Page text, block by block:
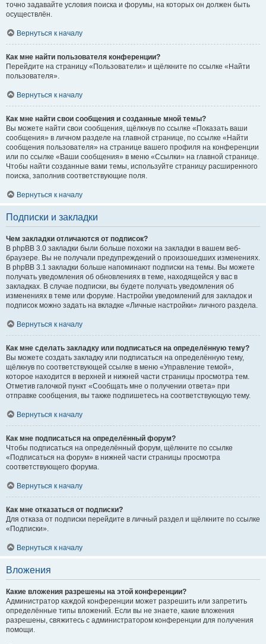
точно задавайте условия поиска и форумы, на которых он должен быть
осуществлён.
Вернуться к началу
Как мне найти пользователя конференции?
Перейдите на страницу «Пользователи» и щёлкните по ссылке «Найти
пользователя».
Вернуться к началу
Как мне найти свои сообщения и созданные мной темы?
Вы можете найти свои сообщения, щёлкнув по ссылке «Показать ваши
сообщения» в личном разделе на главной странице, по ссылке «Найти
сообщения пользователя» на странице вашего профиля на конференции
или по ссылке «Ваши сообщения» в меню «Ссылки» на главной странице.
Чтобы найти созданные вами темы, используйте страницу расширенного
поиска, заполнив соответствующие поля.
Вернуться к началу
Подписки и закладки
Чем закладки отличаются от подписок?
В phpBB 3.0 закладки были больше похожи на закладки в вашем веб-
браузере. Вы не получали предупреждений о произошедших изменениях.
В phpBB 3.1 закладки больше напоминают подписки на темы. Вы можете
получать уведомления об обновлениях в теме, находящейся у вас в
закладках. В случае подписки, вы будете получать уведомления об
изменениях в теме или форуме. Настройки уведомлений для закладок и
подписок можно задать на вкладке «Личные настройки» личного раздела.
Вернуться к началу
Как мне сделать закладку или подписаться на определённую тему?
Вы можете создать закладку или подписаться на определённую тему,
щёлкнув по соответствующей ссылке в меню «Управление темой»,
которое находится в верхней и нижней части страницы просмотра тем.
Отметив галочкой пункт «Сообщать мне о получении ответа» при
отправке сообщения, вы также подпишетесь на соответствующую тему.
Вернуться к началу
Как мне подписаться на определённый форум?
Чтобы подписаться на определённый форум, щёлкните по ссылке
«Подписаться на форум» в нижней части страницы просмотра
соответствующего форума.
Вернуться к началу
Как мне отказаться от подписки?
Для отказа от подписки перейдите в личный раздел и щёлкните по ссылке
«Подписки».
Вернуться к началу
Вложения
Какие вложения разрешены на этой конференции?
Администратор каждой конференции может разрешить или запретить
определённые типы вложений. Если вы не знаете, какие вложения
разрешены, свяжитесь с администратором конференции для получения
помощи.